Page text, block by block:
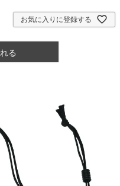
お気に入りに登録する
る